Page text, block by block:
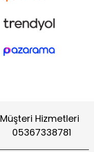
Müşteri Hizmetleri
05367338781